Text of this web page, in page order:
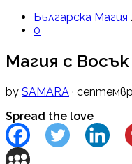
Българска Магия
0
Магия с
by SAMARA ·
Spread the love